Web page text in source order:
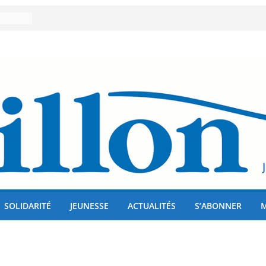
!
SOLIDARITÉ JEUNESSE ACTUALITÉS S’ABONNER